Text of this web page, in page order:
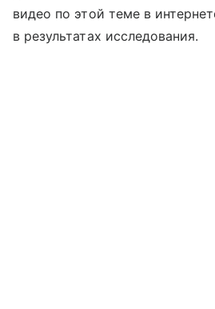
видео по этой теме в
в результатах исследования.